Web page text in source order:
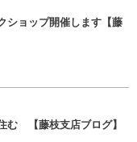
ショップ開催します【藤
む 【藤枝支店ブログ】